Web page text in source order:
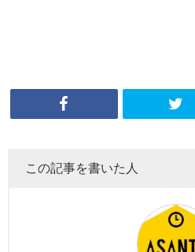
この記事を書いた人